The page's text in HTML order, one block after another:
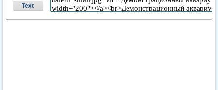
Text